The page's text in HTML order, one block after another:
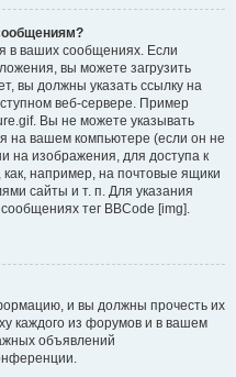
в ваших сообщениях. Если
вы можете загрузить
вы должны указать ссылку на
веб-сервере. Пример
Вы не можете указывать
на вашем компьютере (если он не
на изображения, для доступа к
например, на почтовые ящики
сайты и т. п. Для указания
тег BBCode [img].
и вы должны прочесть их
каждого из форумов и в вашем
объявлений